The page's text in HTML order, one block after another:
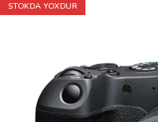
STOKDA YOXDUR